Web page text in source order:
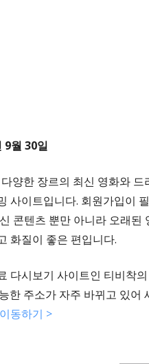
9월 30일
양한 장르의 최신 영화와
사이트입니다. 회원가입이
콘텐츠 뿐만 아니라 오래된
화질이 좋은 편입니다.
다시보기 사이트인 티비착
한 주소가 자주 바뀌고 있어
동하기 >